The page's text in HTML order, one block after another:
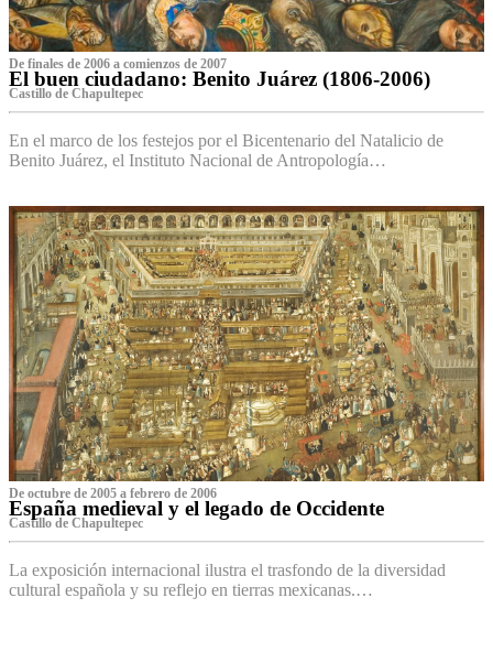
De finales de 2006 a comienzos de 2007
El buen ciudadano: Benito Juárez (1806-2006)
Castillo de Chapultepec
En el marco de los festejos por el Bicentenario del Natalicio de
Benito Juárez, el Instituto Nacional de Antropología…
De octubre de 2005 a febrero de 2006
España medieval y el legado de Occidente
Castillo de Chapultepec
La exposición internacional ilustra el trasfondo de la diversidad
cultural española y su reflejo en tierras mexicanas.…